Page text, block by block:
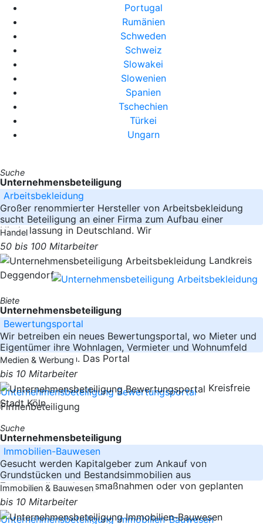
Portugal
Rumänien
Schweden
Schweiz
Slowakei
Slowenien
Spanien
Tschechien
Türkei
Ungarn
Suche
Unternehmensbeteiligung
Arbeitsbekleidung
Großer renommierter Hersteller von Arbeitsbekleidung
sucht Beteiligung an einer Firma zum Aufbau einer
Niederlassung in Deutschland. Wir
Handel
50 bis 100 Mitarbeiter
Landkreis
Deggendorf
Biete
Unternehmensbeteiligung
Bewertungsportal
Wir betreiben ein neues Bewertungsportal, wo Mieter und
Eigentümer ihre Wohnlagen, Vermieter und Wohnumfeld
bewerten können. Das Portal
Medien & Werbung
bis 10 Mitarbeiter
Kreisfreie
Stadt Köln
Suche
Unternehmensbeteiligung
Immobilien-Bauwesen
Gesucht werden Kapitalgeber zum Ankauf von
Grundstücken und Bestandsimmobilien aus
Zwangsvollstreckungsmaßnahmen oder von geplanten
Immobilien & Bauwesen
bis 10 Mitarbeiter